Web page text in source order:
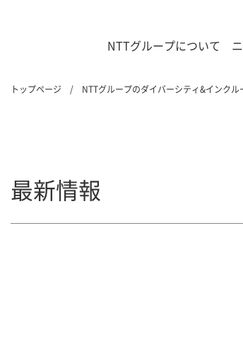
NTTグループについて
トップページ NTTグループのダイバーシティ&インクル
最新情報